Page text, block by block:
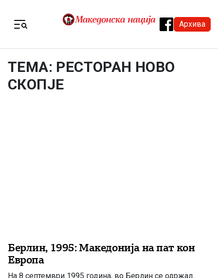
Архива
ТЕМА: РЕСТОРАН НОВО
СКОПЈЕ
Берлин, 1995: Македонија на пат кон
Европа
На 8 септември 1995 година, во Берлин се одржал